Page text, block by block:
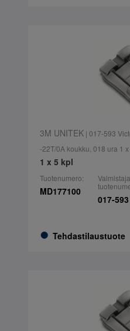
3M UNITEK| 017-593
-22T/0A koukku, 018 ura 1
1 x 5 kpl
Tuotenumero:
MD177100
Tehdastilaustuote
017-593